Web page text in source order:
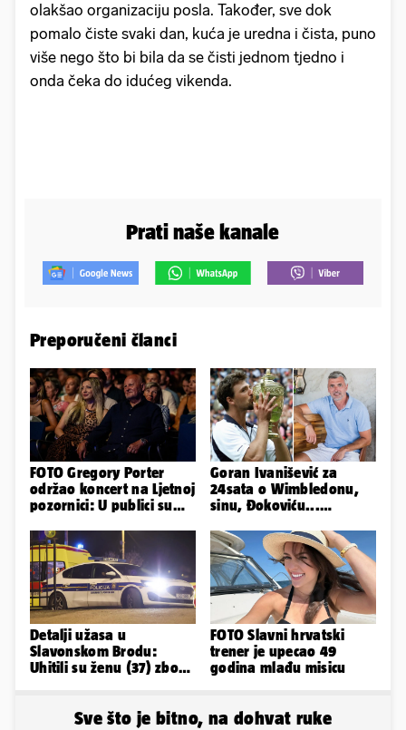
olakšao organizaciju posla. Također, sve dok
pomalo čiste svaki dan, kuća je uredna i čista, puno
više nego što bi bila da se čisti jednom tjedno i
onda čeka do idućeg vikenda.
Prati naše kanale
Preporučeni članci
FOTO Gregory Porter
održao koncert na Ljetnoj
pozornici: U publici su
Goran Ivanišević za
24sata o Wimbledonu,
sinu, Đokoviću...
zauvijek'
Detalji užasa u
Slavonskom Brodu:
Uhitili su ženu (37) zbog
FOTO Slavni hrvatski
trener je upecao 49
godina mlađu misicu
Sve što je bitno, na dohvat ruke